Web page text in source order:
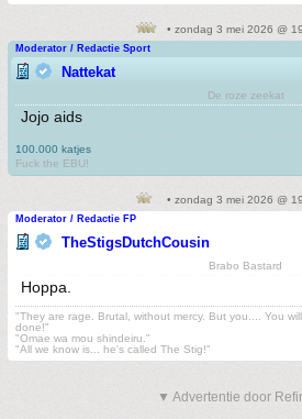
• zondag 3 mei 2026 @
Moderator / Redactie Sport
Nattekat
De roze zeekat
Jojo aids
100.000 katjes
Fuck the EBU!
• zondag 3 mei 2026 @
Moderator / Redactie FP
TheStigsDutchCousin
Brabo Bastard
Hoppa.
"They are rage. Brutal, without mercy. But you.... You
done!"
"Omae wa mou shindeiru."
"All we know is... he's called The Stig!"
▼ Advertentie door